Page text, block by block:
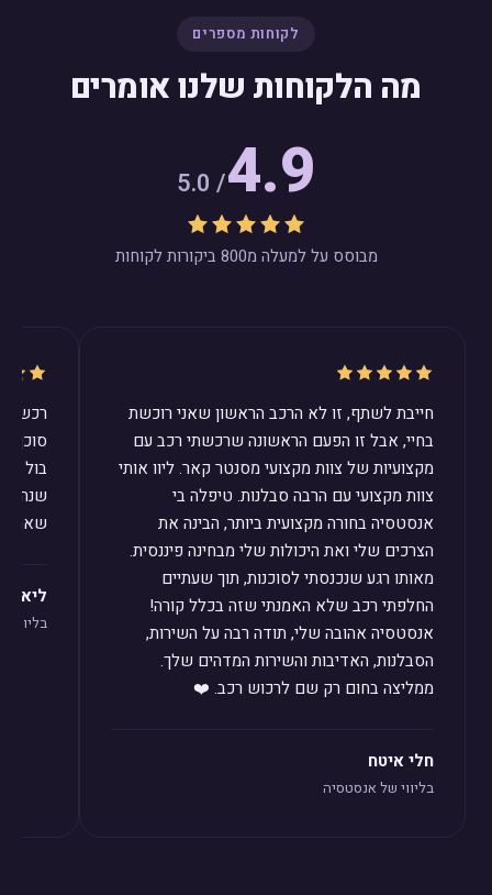
לקוחות מספרים
מה הלקוחות שלנו אומרים
4.9
/ 5.0
מבוסס על למעלה מ800 ביקורות לקוחות
חייבת לשתף, זו לא הרכב הראשון שאני רוכשת
בחיי, אבל זו הפעם הראשונה שרכשתי רכב עם
מקצועיות של צוות מקצועי מסנטר קאר. ליוו אותי
צוות מקצועי עם הרבה סבלנות. טיפלה בי
אנסטסיה בחורה מקצועית ביותר, הבינה את
הצרכים שלי ואת היכולות שלי מבחינה פיננסית.
מאותו רגע שנכנסתי לסוכנות, תוך שעתיים
החלפתי רכב שלא האמנתי שזה בכלל קורה!
אנסטסיה אהובה שלי, תודה רבה על השירות,
הסבלנות, האדיבות והשירות המדהים שלך.
ממליצה בחום רק שם לרכוש רכב. ❤️
חלי איטח
בליווי של אנסטסיה
רכשנו
סוכן
בול
שנהיה
ליאת
בליווי